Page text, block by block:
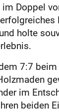
Doppel
holte
7:7
im
beiden